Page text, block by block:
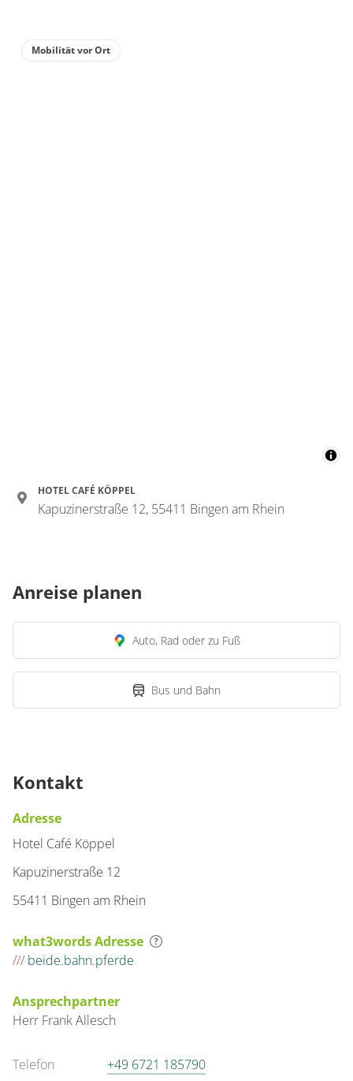
Mobilität vor Ort
HOTEL CAFÉ KÖPPEL
Kapuzinerstraße 12, 55411 Bingen am Rhein
Anreise planen
Auto, Rad oder zu Fuß
Bus und Bahn
Kontakt
Adresse
Hotel Café Köppel
Kapuzinerstraße 12
55411 Bingen am Rhein
what3words Adresse
/// beide.bahn.pferde
Ansprechpartner
Herr FrankAllesch
Telefon
+49 6721 185790